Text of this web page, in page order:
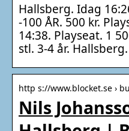
Hallsberg. Idag
-100 ÅR. 500 kr.
14:38. Playseat. 1
stl. 3-4 år. Hallsberg.
http s://www.blocket.se ›
Nils